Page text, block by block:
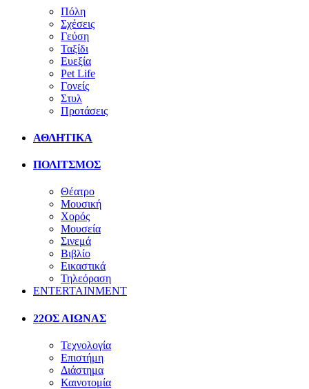
Πόλη
Σχέσεις
Γεύση
Ταξίδι
Ευεξία
Pet Life
Γονείς
Στυλ
Προτάσεις
ΑΘΛΗΤΙΚΑ
ΠΟΛΙΤΣΜΟΣ
Θέατρο
Μουσική
Χορός
Μουσεία
Σινεμά
Βιβλίο
Εικαστικά
Τηλεόραση
ENTERTAINMENT
22ΟΣ ΑΙΩΝΑΣ
Τεχνολογία
Επιστήμη
Διάστημα
Καινοτομία